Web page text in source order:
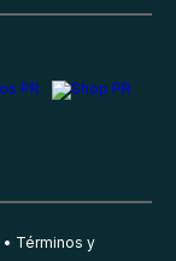
Términos y